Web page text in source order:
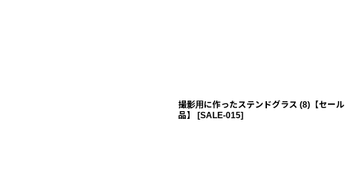
撮影用に作ったステンドグラス (8)【セール
品】
[SALE-015]